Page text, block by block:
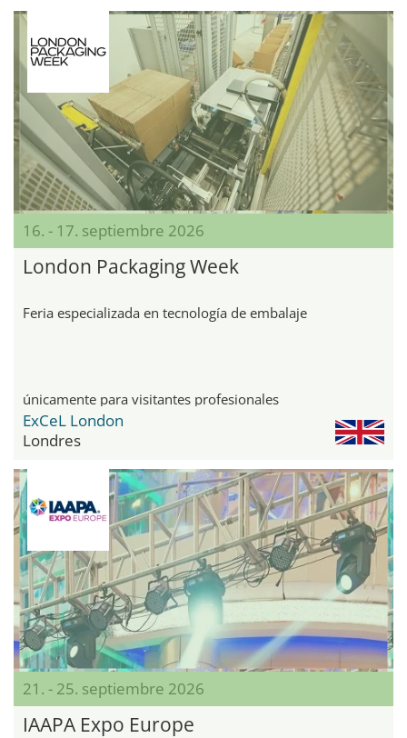
16. - 17. septiembre 2026
London Packaging Week
Feria especializada en tecnología de embalaje
únicamente para visitantes profesionales
ExCeL London
Londres
21. - 25. septiembre 2026
IAAPA Expo Europe